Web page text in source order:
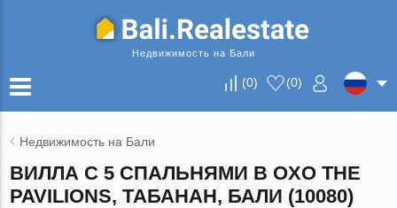
Недвижимость на Бали
(0) (0)
Недвижимость на Бали
ВИЛЛА С 5 СПАЛЬНЯМИ В OXO THE
PAVILIONS, ТАБАНАН, БАЛИ (10080)